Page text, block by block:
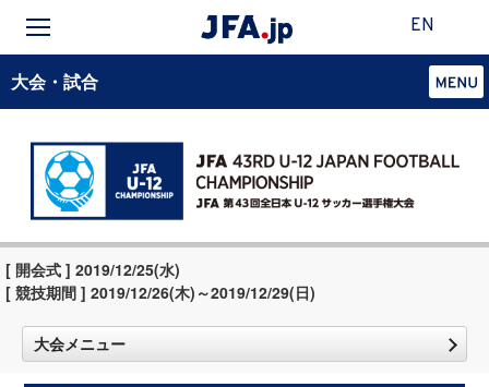
EN
大会・試合
[ 開会式 ] 2019/12/25(水)
[ 競技期間 ] 2019/12/26(木)～2019/12/29(日)
大会メニュー